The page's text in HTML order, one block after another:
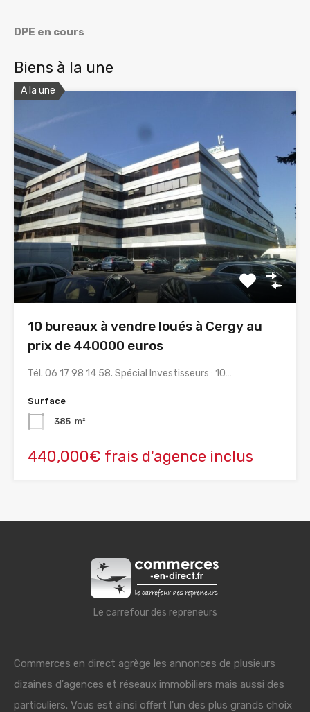
DPE en cours
Biens à la une
A la une
10 bureaux à vendre loués à Cergy au
prix de 440000 euros
Tél. 06 17 98 14 58. Spécial Investisseurs : 10…
Surface
385 m²
440,000€ frais d'agence inclus
Le carrefour des repreneurs
Commerces en direct agrège les annonces de plusieurs
dizaines d'agences et réseaux immobiliers mais aussi des
particuliers. Vous est ainsi offert l'un des plus grands choix